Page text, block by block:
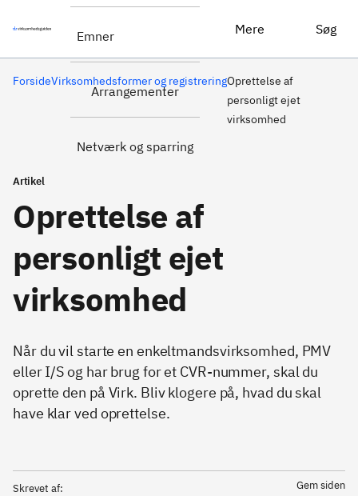
Emner
Arrangementer
Netværk og sparring
Mere Søg
ForsideVirksomhedsformer og registreringOprettelse af
personligt ejet
virksomhed
Artikel
Oprettelse af
personligt ejet
virksomhed
Når du vil starte en enkeltmandsvirksomhed, PMV
eller I/S og har brug for et CVR-nummer, skal du
oprette den på Virk. Bliv klogere på, hvad du skal
have klar ved oprettelse.
Skrevet af:
Gem siden